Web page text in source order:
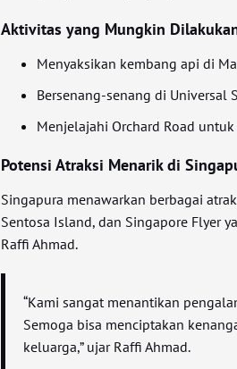
Aktivitas yang Mungkin
Menyaksikan kembang api di
Bersenang-senang di Universal
Menjelajahi Orchard Road
Potensi Atraksi Menarik di
Singapura menawarkan berbagai
Sentosa Island, dan Singapore Flyer
Raffi Ahmad.
“Kami sangat menantikan
Semoga bisa menciptakan
keluarga,” ujar Raffi Ahmad.